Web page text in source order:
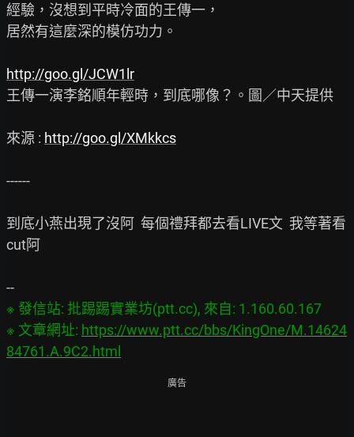
經驗，沒想到平時冷面的王傳一，
居然有這麼深的模仿功力。
http://goo.gl/JCW1lr
王傳一演李銘順年輕時，到底哪像？。圖／中天提供
來源 : http://goo.gl/XMkkcs
------
到底小燕出現了沒阿  每個禮拜都去看LIVE文  我等著看
cut阿
※ 發信站: 批踢踢實業坊(ptt.cc), 來自: 1.160.60.167
※ 文章網址: https://www.ptt.cc/bbs/KingOne/M.14624
84761.A.9C2.html
廣告